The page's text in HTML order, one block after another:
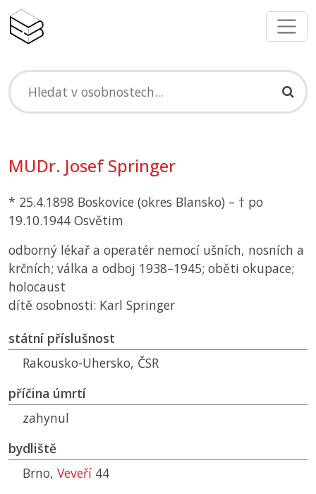
MUDr. Josef Springer
* 25.4.1898 Boskovice (okres Blansko) – † po
19.10.1944 Osvětim
odborný lékař a operatér nemocí ušních, nosních a
krčních; válka a odboj 1938–1945; oběti okupace;
holocaust
dítě osobnosti: Karl Springer
státní příslušnost
Rakousko-Uhersko, ČSR
příčina úmrtí
zahynul
bydliště
Brno, Veveří 44